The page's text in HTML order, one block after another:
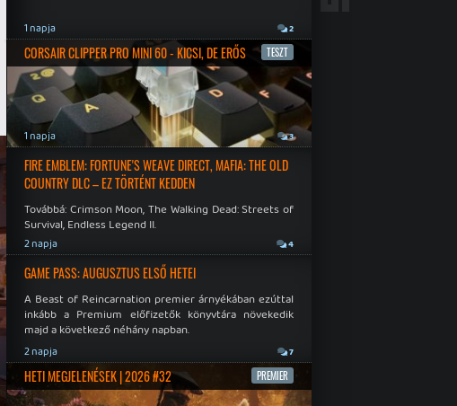
1 napja 2
CORSAIR CLIPPER PRO MINI 60 - KICSI, DE ERŐS TESZT
1 napja 3
FIRE EMBLEM: FORTUNE'S WEAVE DIRECT, MAFIA: THE OLD
COUNTRY DLC – EZ TÖRTÉNT KEDDEN
Továbbá: Crimson Moon, The Walking Dead: Streets of
Survival, Endless Legend II.
2 napja 4
GAME PASS: AUGUSZTUS ELSŐ HETEI
A Beast of Reincarnation premier árnyékában ezúttal
inkább a Premium előfizetők könyvtára növekedik
majd a következő néhány napban.
2 napja 7
HETI MEGJELENÉSEK | 2026 #32 PREMIER